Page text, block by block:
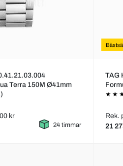
Terra 150M Ø41mm
kr
24 timmar
TAG
Rek.
21